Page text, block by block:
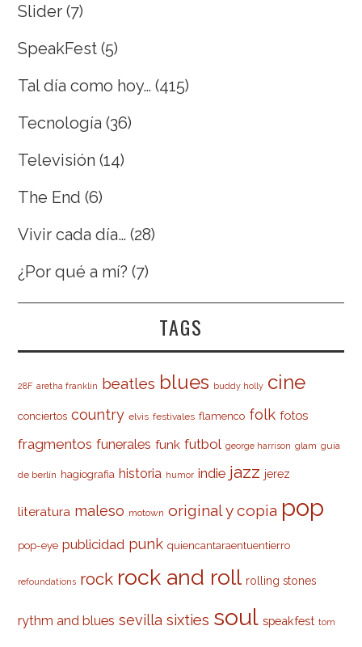
Slider (7)
SpeakFest (5)
Tal día como hoy… (415)
Tecnología (36)
Televisión (14)
The End (6)
Vivir cada día… (28)
¿Por qué a mí? (7)
TAGS
28F aretha franklin beatles blues buddy holly cine
conciertos country elvis festivales flamenco folk fotos
fragmentos funerales funk futbol george harrison glam guía
de berlín hagiografia historia humor indie jazz jerez
literatura maleso motown original y copia pop
pop-eye publicidad punk quiencantaraentuentierro
refoundations rock rock and roll rolling stones
rythm and blues sevilla sixties soul speakfest tom